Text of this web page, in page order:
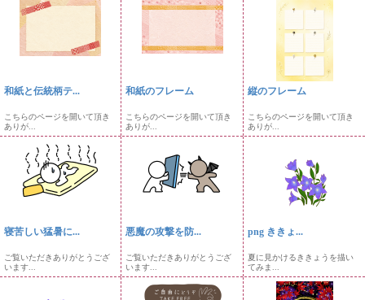
和紙と伝統柄テ...
こちらのページを開いて頂き
ありが...
和紙のフレーム
こちらのページを開いて頂き
ありが...
縦のフレーム
こちらのページを開いて頂き
ありが...
寝苦しい猛暑に...
ご覧いただきありがとうござ
います...
悪魔の攻撃を防...
ご覧いただきありがとうござ
います...
png ききょ...
夏に見かけるききょうを描い
てみま...